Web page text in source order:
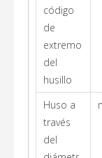
código
de
extremo
del
husillo
Huso a
través
del